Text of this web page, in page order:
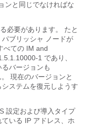
ンと同じでなければな
必要があります。 たと
ブリッシャ ノードが
べての IM and
1 であり、
バージョンも
現在のバージョンと
ステムを復元しようす
設定および導入タイプ
いる IP アドレス、ホ